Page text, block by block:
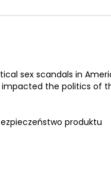
sex scandals in
the politics of
produktu